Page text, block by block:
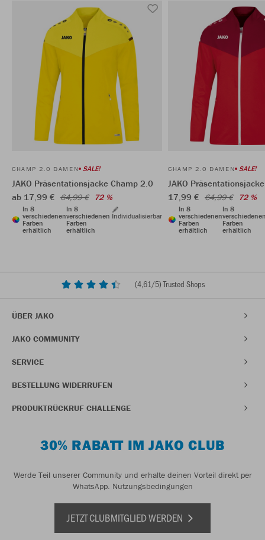
CHAMP 2.0 DAMEN SALE!
JAKO Präsentationsjacke Champ 2.0
ab 17,99 € 64,99 € 72 %
In 8
verschiedenen
Farben
erhältlich
In 8
verschiedenen
Farben
erhältlich
Individualisierbar
CHAMP 2.0 DAMEN SALE!
JAKO
17,99 € 64,99 € 72 %
In 8
verschiedenen
Farben
erhältlich
In 8
Farben
erhältlich
(4,61/5) Trusted Shops
ÜBER JAKO
JAKO COMMUNITY
SERVICE
BESTELLUNG WIDERRUFEN
PRODUKTRÜCKRUF CHALLENGE
30% RABATT IM JAKO CLUB
Werde Teil unserer Community und erhalte deinen Vorteil direkt per
WhatsApp. Nutzungsbedingungen
JETZT CLUBMITGLIED WERDEN